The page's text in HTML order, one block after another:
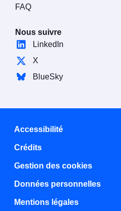
FAQ
Nous suivre
LinkedIn
X
BlueSky
Accessibilité
Crédits
Gestion des cookies
Données personnelles
Mentions légales